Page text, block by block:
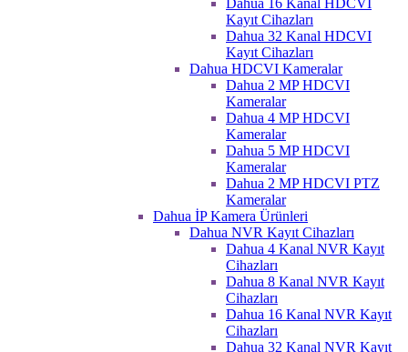
Dahua 16 Kanal HDCVI
Kayıt Cihazları
Dahua 32 Kanal HDCVI
Kayıt Cihazları
Dahua HDCVI Kameralar
Dahua 2 MP HDCVI
Kameralar
Dahua 4 MP HDCVI
Kameralar
Dahua 5 MP HDCVI
Kameralar
Dahua 2 MP HDCVI PTZ
Kameralar
Dahua İP Kamera Ürünleri
Dahua NVR Kayıt Cihazları
Dahua 4 Kanal NVR Kayıt
Cihazları
Dahua 8 Kanal NVR Kayıt
Cihazları
Dahua 16 Kanal NVR Kayıt
Cihazları
Dahua 32 Kanal NVR Kayıt